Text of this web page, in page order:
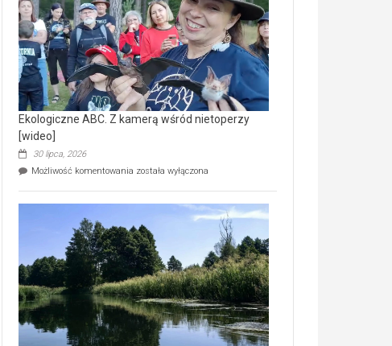
skarb
natury
[wideo]
Ekologiczne ABC. Z kamerą wśród nietoperzy
[wideo]
30 lipca, 2026
Możliwość komentowania Ekologiczne
wśród
nietoperzy
[wideo]
została wyłączona